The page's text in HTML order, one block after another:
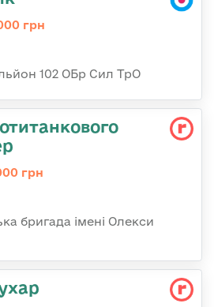
грн
102 ОБр Сил ТрО
грн
бригада імені Олекси